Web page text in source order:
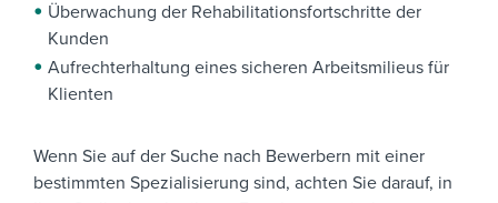
Überwachung der Rehabilitationsfortschritte der
Kunden
Aufrechterhaltung eines sicheren Arbeitsmilieus für
Klienten
Wenn Sie auf der Suche nach Bewerbern mit einer
bestimmten Spezialisierung sind, achten Sie darauf, in